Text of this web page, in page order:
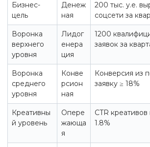
Бизнес-
цель
Денеж
ная
200 тыс. у.е.
соцсети за
Воронка
верхнего
уровня
Лидог
енера
ция
1200
заявок за
Воронка
среднего
уровня
Конве
рсион
ная
Конверсия из
заявку ≥ 18%
Креативны
й уровень
Опере
жающа
я
CTR
1.8%